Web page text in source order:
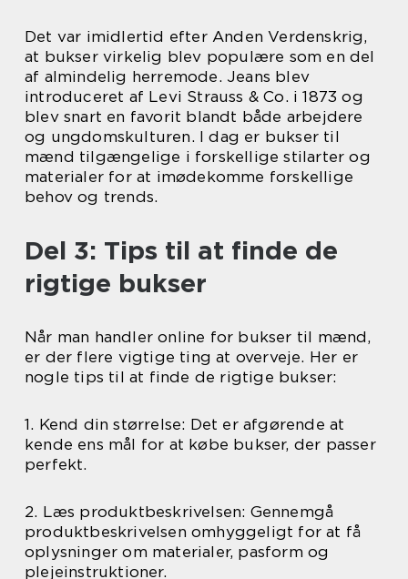
Det var imidlertid efter Anden Verdenskrig,
at bukser virkelig blev populære som en del
af almindelig herremode. Jeans blev
introduceret af Levi Strauss & Co. i 1873 og
blev snart en favorit blandt både arbejdere
og ungdomskulturen. I dag er bukser til
mænd tilgængelige i forskellige stilarter og
materialer for at imødekomme forskellige
behov og trends.
Del 3: Tips til at finde de
rigtige bukser
Når man handler online for bukser til mænd,
er der flere vigtige ting at overveje. Her er
nogle tips til at finde de rigtige bukser:
1. Kend din størrelse: Det er afgørende at
kende ens mål for at købe bukser, der passer
perfekt.
2. Læs produktbeskrivelsen: Gennemgå
produktbeskrivelsen omhyggeligt for at få
oplysninger om materialer, pasform og
plejeinstruktioner.